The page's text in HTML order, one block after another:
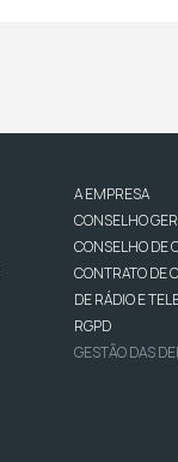
A EMPRESA
CONSELHO
CONSELHO DE
CONTRATO DE
DE RÁDIO E
RGPD
GESTÃO DAS